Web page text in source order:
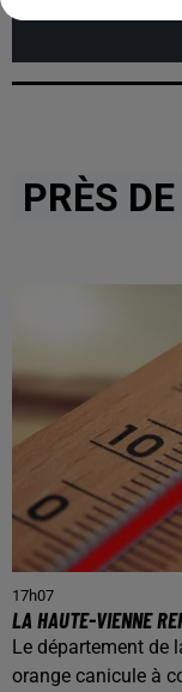
PRÈS
17h07
LA HAUTE-VIENNE
Le département de
orange canicule à